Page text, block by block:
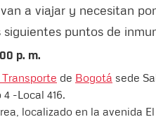
a viajar y necesitan
puntos de
p. m.
de Bogotá sede
-Local 416.
localizado en la avenida